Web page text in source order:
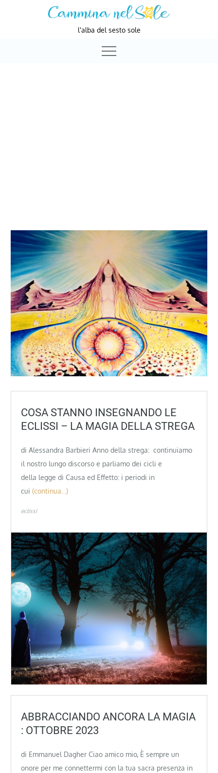
l'alba del sesto sole
COSA STANNO INSEGNANDO LE
ECLISSI – LA MAGIA DELLA STREGA
di Alessandra Barbieri Anno della strega: continuiamo
il nostro lungo discorso e parliamo dei cicli e
della legge di Causa ed Effetto: i periodi in
cui (continua…)
eclissi
ABBRACCIANDO ANCORA LA MAGIA
: OTTOBRE 2023
di Emmanuel Dagher Ciao amico mio, È sempre un
onore per me connettermi con la tua sacra presenza in